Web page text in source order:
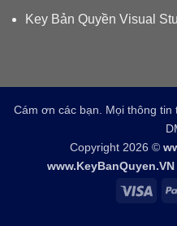
Key Bản Quyền Visual
Cám ơn các bạn. Mọi thông
Copyright 2026 ©
www.KeyBanQuyen.VN
Visa